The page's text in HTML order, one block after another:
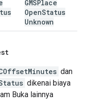
GMSPlace
OpenStatus
Unknown
dan
dikenai biaya
Buka lainnya